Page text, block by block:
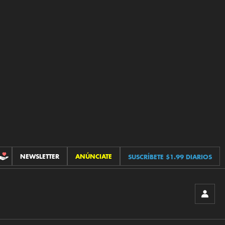
CONTRIBUCIONES
NEWSLETTER ANÚNCIATE SUSCRÍBETE $1.99 DIARIOS